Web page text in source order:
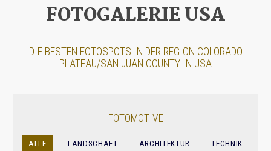
FOTOGALERIE USA
DIE BESTEN FOTOSPOTS IN DER REGION COLORADO
PLATEAU/SAN JUAN COUNTY IN USA
FOTOMOTIVE
ALLE LANDSCHAFT ARCHITEKTUR TECHNIK